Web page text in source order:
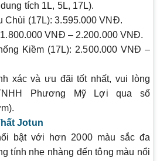
tích 1L, 5L, 17L).
Chùi (17L): 3.595.000 VNĐ.
VNĐ – 2.200.000 VNĐ.
Kiềm (17L): 2.500.000 VNĐ –
xác và ưu đãi tốt nhất, vui lòng
Phương Mỹ Lợi qua số
Jotun
bật với hơn 2000 màu sắc đa
tính nhẹ nhàng đến tông màu nổi